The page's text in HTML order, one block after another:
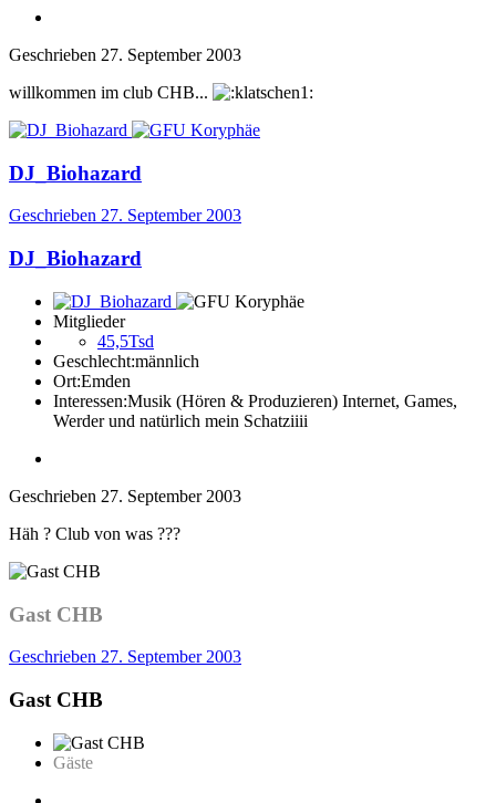
Geschrieben 27. September 2003
willkommen im club CHB...
DJ_Biohazard
Geschrieben 27. September 2003
DJ_Biohazard
Mitglieder
45,5Tsd
Geschlecht:männlich
Ort:Emden
Interessen:Musik (Hören & Produzieren) Internet, Games,
Werder und natürlich mein Schatziiii
Geschrieben 27. September 2003
Häh ? Club von was ???
Gast CHB
Geschrieben 27. September 2003
Gast CHB
Gäste